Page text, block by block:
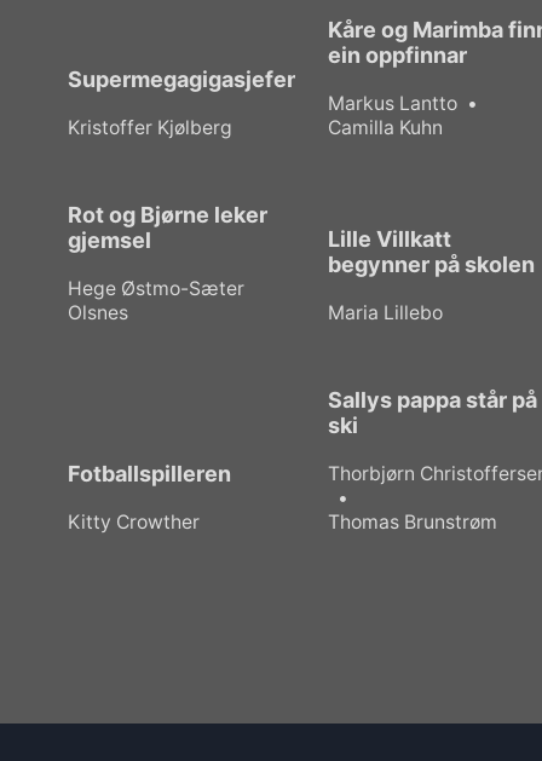
Supermegagigasjefen
Kristoffer Kjølberg
Kåre og Marimba
ein oppfinnar
Markus Lantto
Camilla Kuhn
Rot og Bjørne leker
gjemsel
Hege Østmo-Sæter
Olsnes
Lille Villkatt
begynner på skolen
Maria Lillebo
Fotballspilleren
Kitty Crowther
Sallys pappa står på
ski
Thorbjørn
Thomas Brunstrøm